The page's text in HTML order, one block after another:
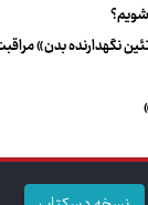
نگهدارنده بدن»